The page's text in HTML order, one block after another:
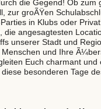
die Gegend! Ob zum
zur groÃŸen
in Klubs oder
die angesagtesten
unserer Stadt und
und Ihre
Euch charmant und
besonderen Tage